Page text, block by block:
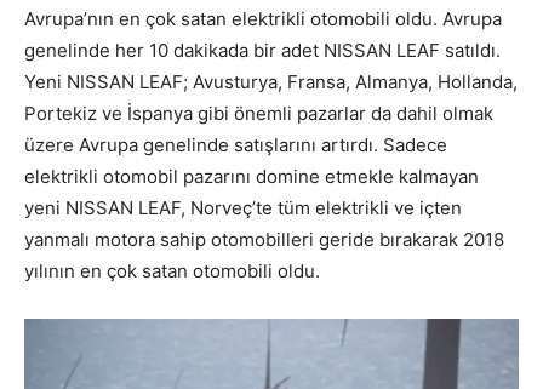
Avrupa’nın en çok satan elektrikli otomobili oldu. Avrupa
genelinde her 10 dakikada bir adet NISSAN LEAF satıldı.
Yeni NISSAN LEAF; Avusturya, Fransa, Almanya, Hollanda,
Portekiz ve İspanya gibi önemli pazarlar da dahil olmak
üzere Avrupa genelinde satışlarını artırdı. Sadece
elektrikli otomobil pazarını domine etmekle kalmayan
yeni NISSAN LEAF, Norveç’te tüm elektrikli ve içten
yanmalı motora sahip otomobilleri geride bırakarak 2018
yılının en çok satan otomobili oldu.